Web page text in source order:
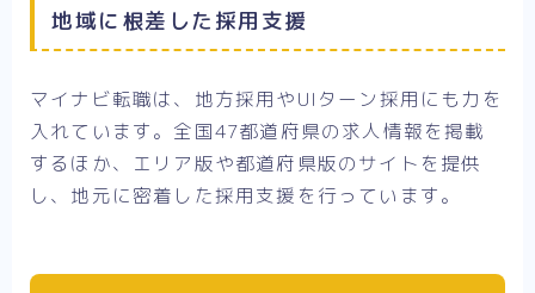
地域に根差した採用支援
マイナビ転職は、地方採用やUIターン採用にも力を
入れています。全国47都道府県の求人情報を掲載
するほか、エリア版や都道府県版のサイトを提供
し、地元に密着した採用支援を行っています。